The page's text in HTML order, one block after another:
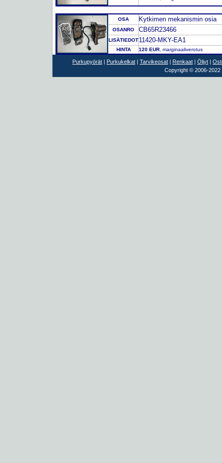
OSA Kytkimen mekanismin osia
OSANRO CB65R23466
LISÄTIEDOT11420-MKY-EA1
HINTA 120 EUR , marginaaliverotus
Purkupyörät | Purkukelkat | Tarvikeosat | Renkaat | Öljyt |
Copyright © 2006-2022